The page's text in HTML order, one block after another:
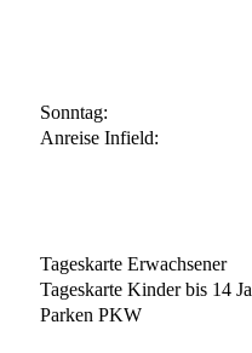
Sonntag:
Anreise Infield:
Tageskarte Erwachsener
Tageskarte Kinder bis 14
Parken PKW